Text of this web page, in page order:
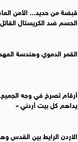
قبضة من حديد... الأمن
الحسم ضد الكريستال
القمر الدموي وهندسة
أرقام تصرخ في وجه
يداهم كل بيت أردني »
الاردن الرايط بين القدس